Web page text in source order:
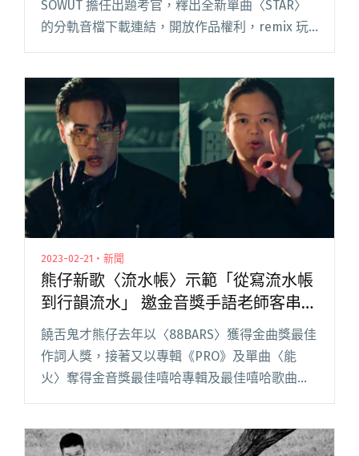
SOWUT 擔任出題考官，釋出全新單曲〈STAR〉
的分軌音檔下載連結，開放作品權利，remix 玩
全文 "SOWUT出題「#Remixology這首給你
咪」：我是一個喜歡探索各種可能性的人"
2023-02-21・新聞
熊仔新歌〈流水帳〉示範「從寫流水帳
到行韻流水」 邀金音獎手語老師客串
MV
饒舌鬼才熊仔去年以〈88BARS〉獲得金曲獎最佳
作詞人獎，接著又以專輯《PRO》及單曲〈能
火〉奪得金音獎最佳嘻哈專輯及最佳嘻哈歌曲
獎。而全新單曲〈流水帳〉，率先示範如何將一
膩的押韻和充滿變化的韻腳，閱讀全文 "熊仔新